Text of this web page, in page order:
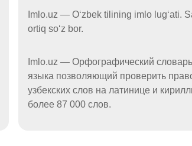
Imlo.uz — Oʻzbek tilining imlo lugʻati.
ortiq soʻz bor.
Imlo.uz — Орфографический словарь
языка позволяющий проверить
узбекских слов на латинице и
более 87 000 слов.